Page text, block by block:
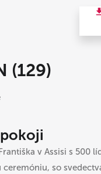
(129)
v Assisi s 500
so